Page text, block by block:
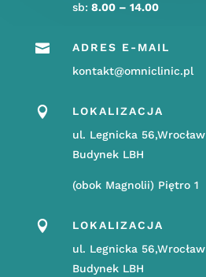
sb: 8.00 – 14.00

ADRES E-MAIL
kontakt@omniclinic.pl

LOKALIZACJA
ul. Legnicka 56,Wrocław
Budynek LBH
(obok Magnolii) Piętro 1

LOKALIZACJA
ul. Legnicka 56,Wrocław
Budynek LBH